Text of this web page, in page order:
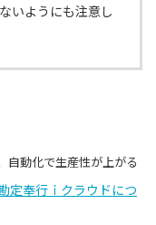
いようにも注意し
自動化で生産性が上がる
定奉行ｉクラウドにつ